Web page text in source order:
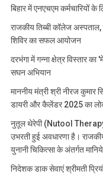
बिहार में एनएचएम कर्मचारियों के
राजकीय तिब्बी कॉलेज अस्पताल,
शिविर का सफल आयोजन
दरभंगा में गन्ना क्षेत्र विस्तार का
सघन अभियान
माननीय मंत्री श्री नीरज कुमार
डायरी और कैलेंडर 2025 का
नुतूल थेरेपी (Nutool
उभरती हुई अवधारणा है।
युनानी चिकित्सा के अंतर्गत
निदेशक डाक सेवाएं श्रीमती